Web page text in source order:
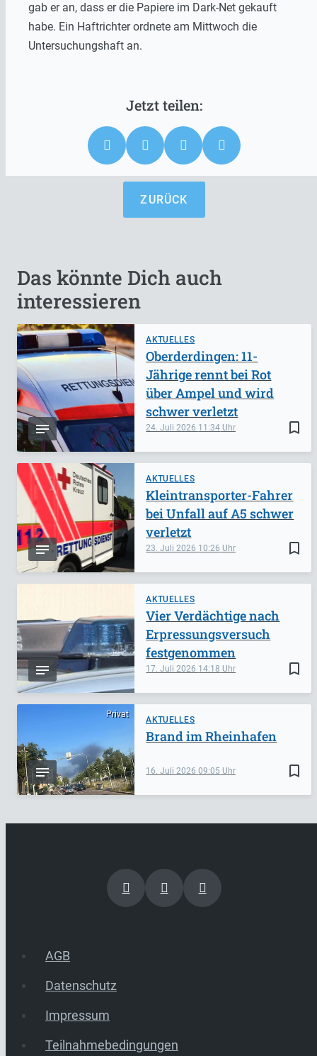
gab er an, dass er die Papiere im Dark-Net gekauft
habe. Ein Haftrichter ordnete am Mittwoch die
Untersuchungshaft an.
ZURÜCK
Das könnte Dich auch
interessieren
AKTUELLES
bookmark_border
24. Juli 2026 11:34
Oberderdingen: 11-
Jährige rennt bei Rot
über Ampel und wird
schwer verletzt
AKTUELLES
bookmark_border
23. Juli 2026 10:26
Kleintransporter-Fahrer
bei Unfall auf A5 schwer
verletzt
AKTUELLES
bookmark_border
17. Juli 2026 14:18
Vier Verdächtige nach
Erpressungsversuch
festgenommen
Privat
AKTUELLES
bookmark_border
16. Juli 202609:05
Brand im Rheinhafen
AGB
Datenschutz
Impressum
Teilnahmebedingungen